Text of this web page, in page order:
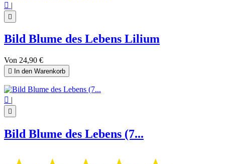
 |

Bild Blume des Lebens Lilium
Von 24,90 €
 In den Warenkorb
 |

Bild Blume des Lebens (7...